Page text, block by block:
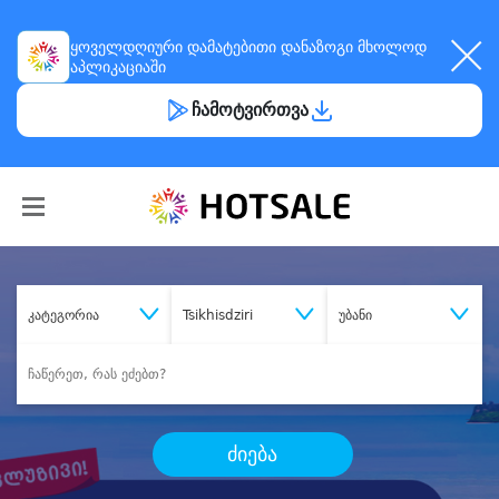
ყოველდღიური დამატებითი დანაზოგი მხოლოდ
აპლიკაციაში
ჩამოტვირთვა
კატეგორია Tsikhisdziri უბანი
ძიება